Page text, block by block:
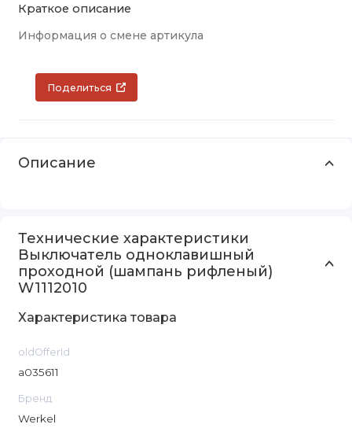
Краткое описание
Информация о смене артикула
Поделиться
Описание
Технические характеристики
Выключатель одноклавишный
проходной (шампань рифленый)
W1112010
Характеристика товара
oldOfferId
a035611
Бренд
Werkel